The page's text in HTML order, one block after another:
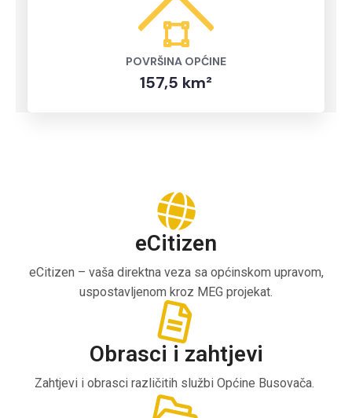
POVRŠINA OPĆINE
157,5 km²
eCitizen
eCitizen – vaša direktna veza sa općinskom upravom,
uspostavljenom kroz MEG projekat.
Obrasci i zahtjevi
Zahtjevi i obrasci različitih službi Općine Busovača.